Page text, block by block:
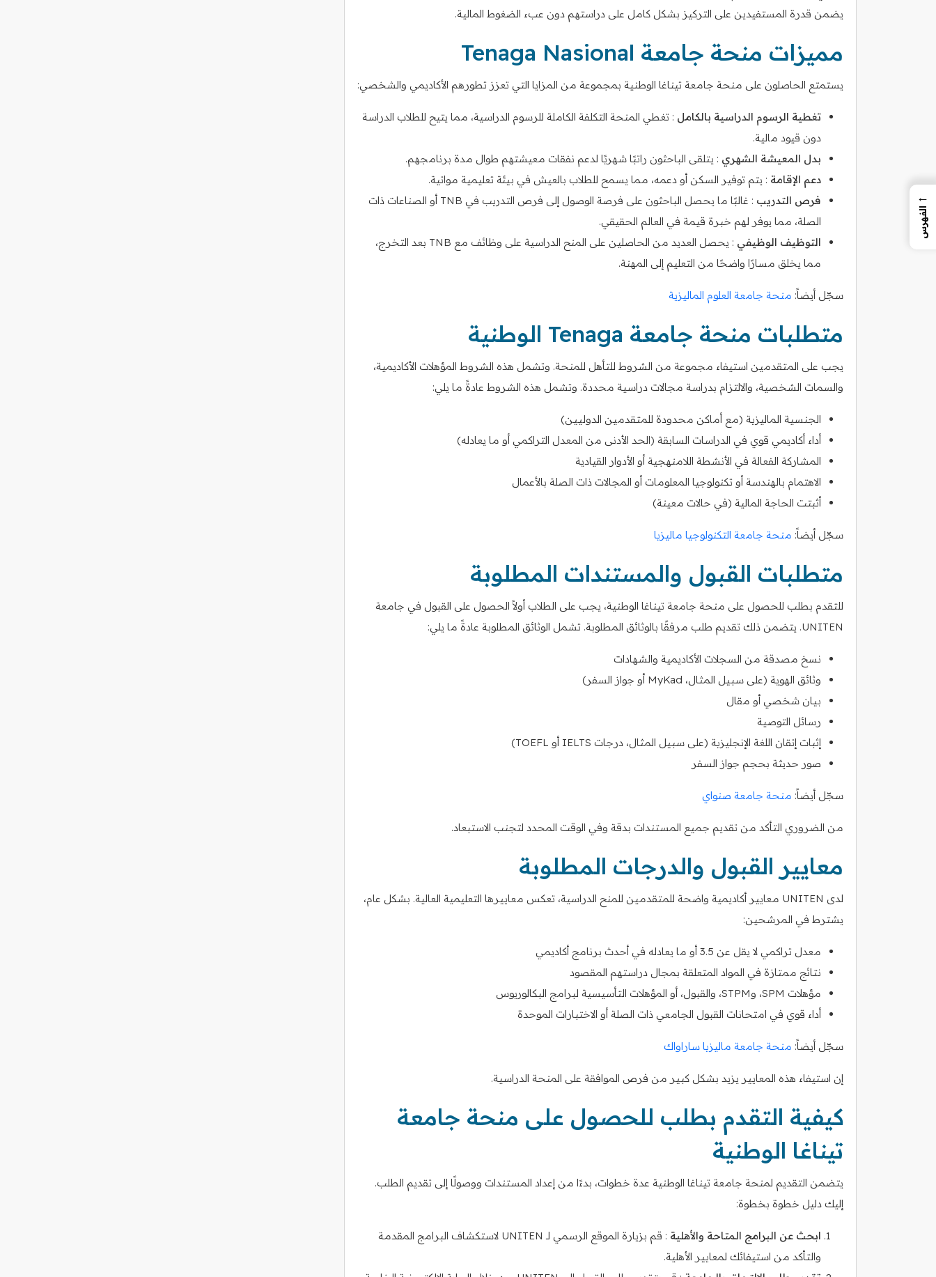
يضمن قدرة المستفيدين على التركيز بشكل كامل على دراستهم دون عبء الضغوط المالية.
مميزات منحة جامعة Tenaga Nasional
يستمتع الحاصلون على منحة جامعة تيناغا الوطنية بمجموعة من المزايا التي تعزز تطورهم الأكاديمي والشخصي:
تغطية الرسوم الدراسية بالكامل : تغطي المنحة التكلفة الكاملة للرسوم الدراسية، مما يتيح للطلاب الدراسة
دون قيود مالية.
بدل المعيشة الشهري : يتلقى الباحثون راتبًا شهريًا لدعم نفقات معيشتهم طوال مدة برنامجهم.
دعم الإقامة : يتم توفير السكن أو دعمه، مما يسمح للطلاب بالعيش في بيئة تعليمية مواتية.
فرص التدريب
: غالبًا ما يحصل الباحثون على فرصة الوصول إلى فرص التدريب في TNB أو الصناعات ذات
الصلة، مما يوفر لهم خبرة قيمة في العالم الحقيقي.
التوظيف الوظيفي
: يحصل العديد من الحاصلين على المنح الدراسية على وظائف مع TNB بعد التخرج،
مما يخلق مسارًا واضحًا من التعليم إلى المهنة.
سجّل أيضاً: منحة جامعة العلوم الماليزية
متطلبات منحة جامعة Tenaga الوطنية
يجب على المتقدمين استيفاء مجموعة من الشروط للتأهل للمنحة. وتشمل هذه الشروط المؤهلات الأكاديمية،
والسمات الشخصية، والالتزام بدراسة مجالات دراسية محددة. وتشمل هذه الشروط عادةً ما يلي:
الجنسية الماليزية (مع أماكن محدودة للمتقدمين الدوليين)
أداء أكاديمي قوي في الدراسات السابقة (الحد الأدنى من المعدل التراكمي أو ما يعادله)
المشاركة الفعالة في الأنشطة اللامنهجية أو الأدوار القيادية
الاهتمام بالهندسة أو تكنولوجيا المعلومات أو المجالات ذات الصلة بالأعمال
أثبتت الحاجة المالية (في حالات معينة)
سجّل أيضاً: منحة جامعة التكنولوجيا ماليزيا
متطلبات القبول والمستندات المطلوبة
للتقدم بطلب للحصول على منحة جامعة تيناغا الوطنية، يجب على الطلاب أولاً الحصول على القبول في جامعة
UNITEN. يتضمن ذلك تقديم طلب مرفقًا بالوثائق المطلوبة. تشمل الوثائق المطلوبة عادةً ما يلي:
نسخ مصدقة من السجلات الأكاديمية والشهادات
وثائق الهوية (على سبيل المثال، MyKad أو جواز السفر)
بيان شخصي أو مقال
رسائل التوصية
إثبات إتقان اللغة الإنجليزية (على سبيل المثال، درجات IELTS أو TOEFL)
صور حديثة بحجم جواز السفر
سجّل أيضاً: منحة جامعة صنواي
من الضروري التأكد من تقديم جميع المستندات بدقة وفي الوقت المحدد لتجنب الاستبعاد.
معايير القبول والدرجات المطلوبة
لدى UNITEN معايير أكاديمية واضحة للمتقدمين للمنح الدراسية، تعكس معاييرها التعليمية العالية. بشكل عام،
يشترط في المرشحين:
معدل تراكمي لا يقل عن 3.5 أو ما يعادله في أحدث برنامج أكاديمي
نتائج ممتازة في المواد المتعلقة بمجال دراستهم المقصود
مؤهلات SPM، وSTPM، والقبول، أو المؤهلات التأسيسية لبرامج البكالوريوس
أداء قوي في امتحانات القبول الجامعي ذات الصلة أو الاختبارات الموحدة
سجّل أيضاً: منحة جامعة ماليزيا ساراواك
إن استيفاء هذه المعايير يزيد بشكل كبير من فرص الموافقة على المنحة الدراسية.
كيفية التقدم بطلب للحصول على منحة جامعة
تيناغا الوطنية
يتضمن التقديم لمنحة جامعة تيناغا الوطنية عدة خطوات، بدءًا من إعداد المستندات ووصولًا إلى تقديم الطلب.
إليك دليل خطوة بخطوة:
ابحث عن البرامج المتاحة والأهلية
: قم بزيارة الموقع الرسمي لـ UNITEN لاستكشاف البرامج المقدمة
والتأكد من استيفائك لمعايير الأهلية.
←
الفهرس